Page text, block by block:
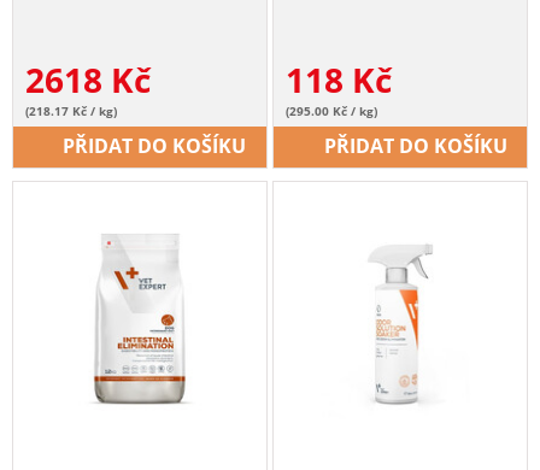
2618 Kč
(218.17 Kč / kg)
PŘIDAT DO KOŠÍKU
118 Kč
(295.00 Kč / kg)
PŘIDAT DO KOŠÍKU